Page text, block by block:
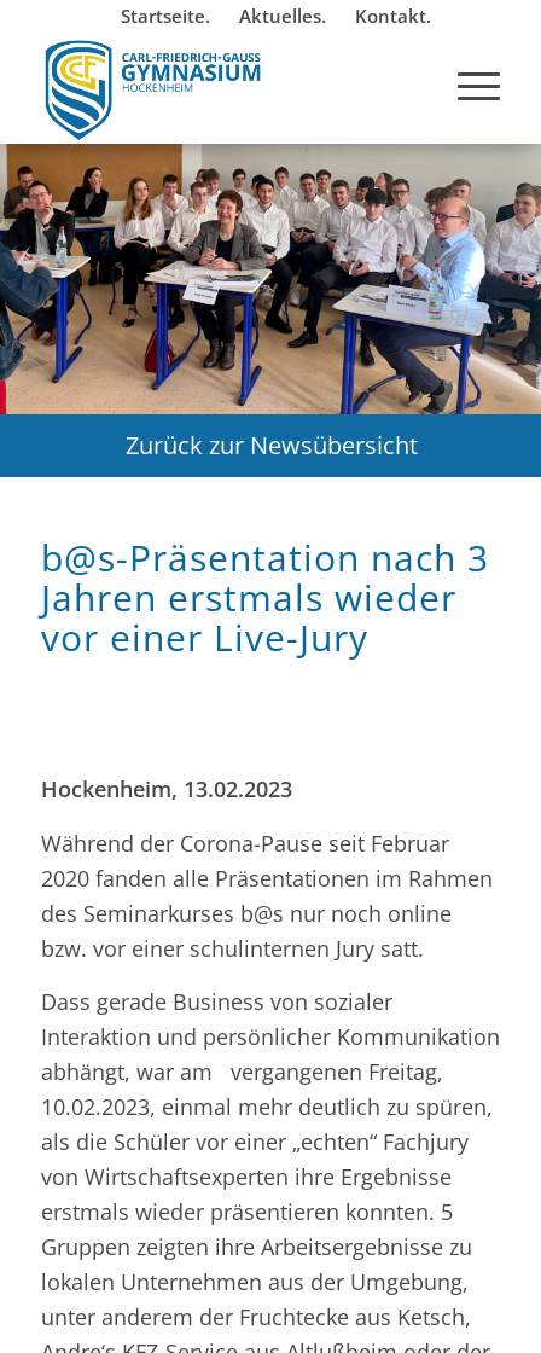
Startseite. Aktuelles. Kontakt.
Zurück zur Newsübersicht
b@s-Präsentation nach 3
Jahren erstmals wieder
vor einer Live-Jury
Hockenheim, 13.02.2023
Während der Corona-Pause seit Februar
2020 fanden alle Präsentationen im Rahmen
des Seminarkurses b@s nur noch online
bzw. vor einer schulinternen Jury satt.
Dass gerade Business von sozialer
Interaktion und persönlicher Kommunikation
abhängt, war am vergangenen Freitag,
10.02.2023, einmal mehr deutlich zu spüren,
als die Schüler vor einer „echten“ Fachjury
von Wirtschaftsexperten ihre Ergebnisse
erstmals wieder präsentieren konnten. 5
Gruppen zeigten ihre Arbeitsergebnisse zu
lokalen Unternehmen aus der Umgebung,
unter anderem der Fruchtecke aus Ketsch,